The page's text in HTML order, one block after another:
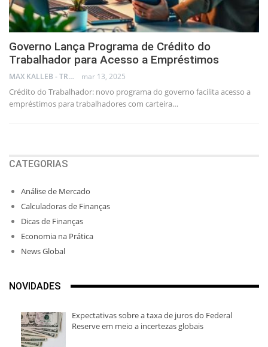
Governo Lança Programa de Crédito do
Trabalhador para Acesso a Empréstimos
MAX KALLEB - TRADER mar 13, 2025
Crédito do Trabalhador: novo programa do governo facilita acesso a
empréstimos para trabalhadores com carteira…
CATEGORIAS
Análise de Mercado
Calculadoras de Finanças
Dicas de Finanças
Economia na Prática
News Global
NOVIDADES
Expectativas sobre a taxa de juros do Federal
Reserve em meio a incertezas globais